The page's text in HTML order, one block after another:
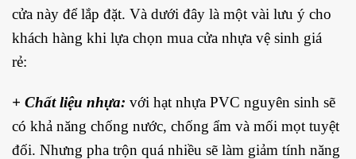
cửa này để lắp đặt. Và dưới đây là một vài lưu ý cho
khách hàng khi lựa chọn mua cửa nhựa vệ sinh giá
rẻ:
+ Chất liệu nhựa: với hạt nhựa PVC nguyên sinh sẽ
có khả năng chống nước, chống ẩm và mối mọt tuyệt
đối. Nhưng pha trộn quá nhiều sẽ làm giảm tính năng